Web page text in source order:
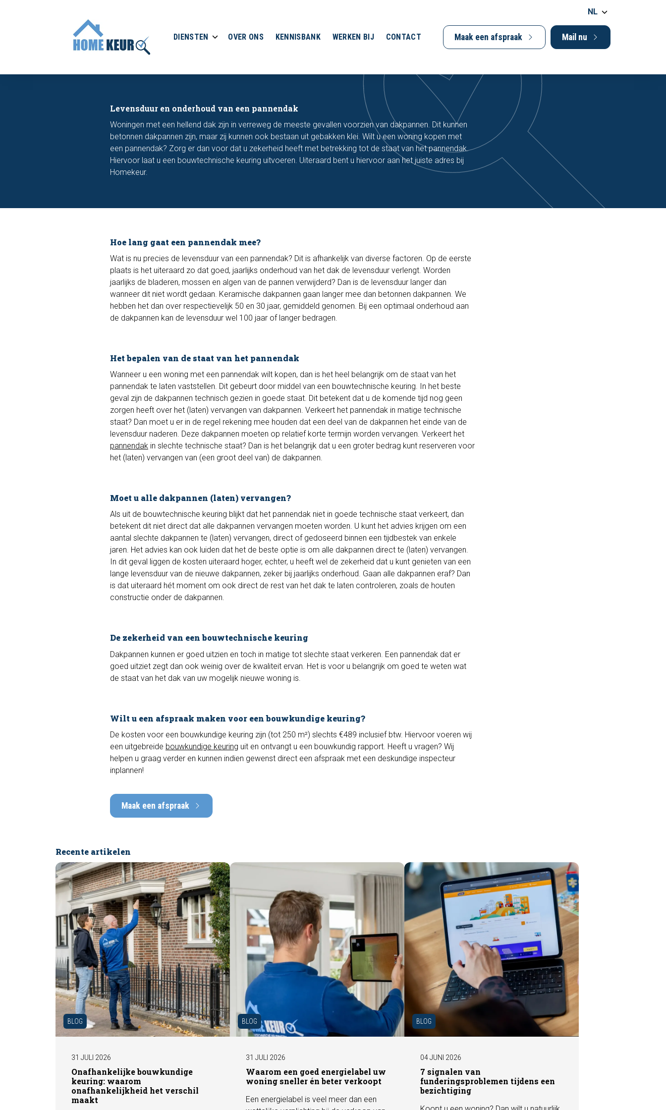
DIENSTEN OVER ONS KENNISBANK WERKEN BIJ CONTACT
NL
Maak een afspraak Mail nu
Levensduur en onderhoud van een pannendak
Woningen met een hellend dak zijn in verreweg de meeste gevallen voorzien van dakpannen. Dit kunnen
betonnen dakpannen zijn, maar zij kunnen ook bestaan uit gebakken klei. Wilt u een woning kopen met
een pannendak? Zorg er dan voor dat u zekerheid heeft met betrekking tot de staat van het pannendak.
Hiervoor laat u een bouwtechnische keuring uitvoeren. Uiteraard bent u hiervoor aan het juiste adres bij
Homekeur.
Hoe lang gaat een pannendak mee?
Wat is nu precies de levensduur van een pannendak? Dit is afhankelijk van diverse factoren. Op de eerste
plaats is het uiteraard zo dat goed, jaarlijks onderhoud van het dak de levensduur verlengt. Worden
jaarlijks de bladeren, mossen en algen van de pannen verwijderd? Dan is de levensduur langer dan
wanneer dit niet wordt gedaan. Keramische dakpannen gaan langer mee dan betonnen dakpannen. We
hebben het dan over respectievelijk 50 en 30 jaar, gemiddeld genomen. Bij een optimaal onderhoud aan
de dakpannen kan de levensduur wel 100 jaar of langer bedragen.
Het bepalen van de staat van het pannendak
Wanneer u een woning met een pannendak wilt kopen, dan is het heel belangrijk om de staat van het
pannendak te laten vaststellen. Dit gebeurt door middel van een bouwtechnische keuring. In het beste
geval zijn de dakpannen technisch gezien in goede staat. Dit betekent dat u de komende tijd nog geen
zorgen heeft over het (laten) vervangen van dakpannen. Verkeert het pannendak in matige technische
staat? Dan moet u er in de regel rekening mee houden dat een deel van de dakpannen het einde van de
levensduur naderen. Deze dakpannen moeten op relatief korte termijn worden vervangen. Verkeert het
pannendak in slechte technische staat? Dan is het belangrijk dat u een groter bedrag kunt reserveren voor
het (laten) vervangen van (een groot deel van) de dakpannen.
Moet u alle dakpannen (laten) vervangen?
Als uit de bouwtechnische keuring blijkt dat het pannendak niet in goede technische staat verkeert, dan
betekent dit niet direct dat alle dakpannen vervangen moeten worden. U kunt het advies krijgen om een
aantal slechte dakpannen te (laten) vervangen, direct of gedoseerd binnen een tijdbestek van enkele
jaren. Het advies kan ook luiden dat het de beste optie is om alle dakpannen direct te (laten) vervangen.
In dit geval liggen de kosten uiteraard hoger, echter, u heeft wel de zekerheid dat u kunt genieten van een
lange levensduur van de nieuwe dakpannen, zeker bij jaarlijks onderhoud. Gaan alle dakpannen eraf? Dan
is dat uiteraard hét moment om ook direct de rest van het dak te laten controleren, zoals de houten
constructie onder de dakpannen.
De zekerheid van een bouwtechnische keuring
Dakpannen kunnen er goed uitzien en toch in matige tot slechte staat verkeren. Een pannendak dat er
goed uitziet zegt dan ook weinig over de kwaliteit ervan. Het is voor u belangrijk om goed te weten wat
de staat van het dak van uw mogelijk nieuwe woning is.
Wilt u een afspraak maken voor een bouwkundige keuring?
De kosten voor een bouwkundige keuring zijn (tot 250 m²) slechts €489 inclusief btw. Hiervoor voeren wij
een uitgebreide bouwkundige keuring uit en ontvangt u een bouwkundig rapport. Heeft u vragen? Wij
helpen u graag verder en kunnen indien gewenst direct een afspraak met een deskundige inspecteur
inplannen!
Maak een afspraak
Recente artikelen
BLOG
31 JULI 2026
Onafhankelijke bouwkundige
keuring: waarom
onafhankelijkheid het verschil
maakt
BLOG
31 JULI 2026
Waarom een goed energielabel uw
woning sneller én beter verkoopt
Een energielabel is veel meer dan een
BLOG
04 JUNI 2026
7 signalen van
funderingsproblemen tijdens een
bezichtiging